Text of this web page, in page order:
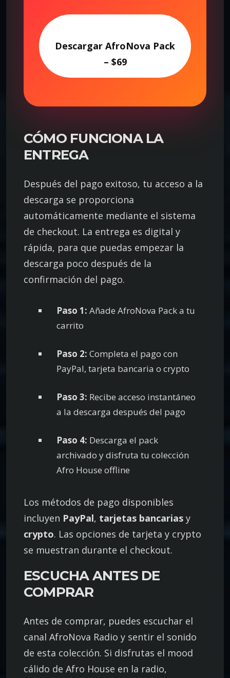
Descargar AfroNova Pack
– $69
CÓMO FUNCIONA LA
ENTREGA
Después del pago exitoso, tu acceso a la
descarga se proporciona
automáticamente mediante el sistema
de checkout. La entrega es digital y
rápida, para que puedas empezar la
descarga poco después de la
confirmación del pago.
Paso 1: Añade AfroNova Pack a tu
carrito
Paso 2: Completa el pago con
PayPal, tarjeta bancaria o crypto
Paso 3: Recibe acceso instantáneo
a la descarga después del pago
Paso 4: Descarga el pack
archivado y disfruta tu colección
Afro House offline
Los métodos de pago disponibles
incluyen PayPal, tarjetas bancarias y
crypto. Las opciones de tarjeta y crypto
se muestran durante el checkout.
ESCUCHA ANTES DE
COMPRAR
Antes de comprar, puedes escuchar el
canal AfroNova Radio y sentir el sonido
de esta colección. Si disfrutas el mood
cálido de Afro House en la radio,